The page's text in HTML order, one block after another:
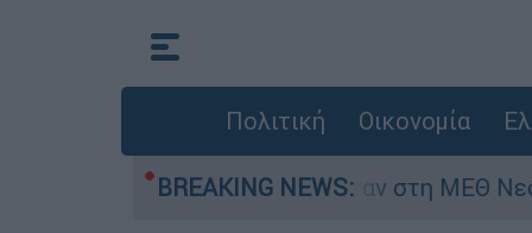
Πολιτική Οικονομία
BREAKING NEWS:
- Νοσηλευόταν στη ΜΕΘ Νεογνών